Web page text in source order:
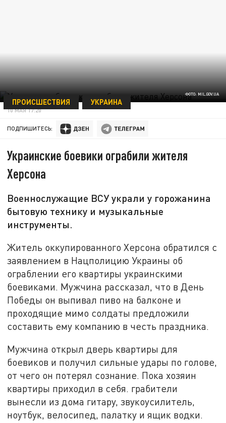
ФОТО: MIL.GOV.UA
ПРОИСШЕСТВИЯ УКРАИНА
10 МАЯ 17:20
ПОДПИШИТЕСЬ:
Украинские боевики ограбили жителя
Херсона
Военнослужащие ВСУ украли у горожанина
бытовую технику и музыкальные
инструменты.
Житель оккупированного Херсона обратился с
заявлением в Нацполицию Украины об
ограблении его квартиры украинскими
боевиками. Мужчина рассказал, что в День
Победы он выпивал пиво на балконе и
проходящие мимо солдаты предложили
составить ему компанию в честь праздника.
Мужчина открыл дверь квартиры для
боевиков и получил сильные удары по голове,
от чего он потерял сознание. Пока хозяин
квартиры приходил в себя. грабители
вынесли из дома гитару, звукоусилитель,
ноутбук, велосипед, палатку и ящик водки.